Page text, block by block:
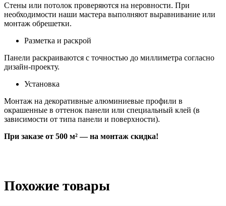
Стены или потолок проверяются на неровности. При
необходимости наши мастера выполняют выравнивание или
монтаж обрешетки.
Разметка и раскрой
Панели раскраиваются с точностью до миллиметра согласно
дизайн-проекту.
Установка
Монтаж на декоративные алюминиевые профили в
окрашенные в оттенок панели или специальный клей (в
зависимости от типа панели и поверхности).
При заказе от 500 м² — на монтаж скидка!
Похожие товары